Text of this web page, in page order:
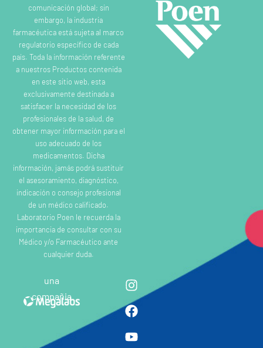
comunicación global; sin
embargo, la industria
farmacéutica está sujeta al marco
regulatorio específico de cada
país. Toda la información referente
a nuestros Productos contenida
en este sitio web, esta
exclusivamente destinada a
satisfacer la necesidad de los
profesionales de la salud, de
obtener mayor información para el
uso adecuado de los
medicamentos. Dicha
información, jamás podrá sustituir
el asesoramiento, diagnóstico,
indicación o consejo profesional
de un médico calificado.
Laboratorio Poen le recuerda la
importancia de consultar con su
Médico y/o Farmacéutico ante
cualquier duda.
una
compañia